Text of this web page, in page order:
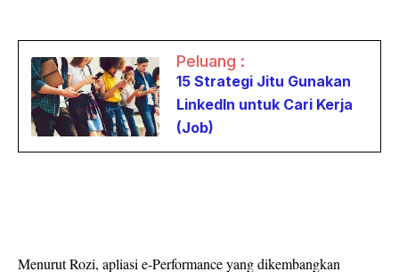
Peluang :
15 Strategi Jitu Gunakan
LinkedIn untuk Cari Kerja
(Job)
Menurut Rozi, apliasi e-Performance yang dikembangkan